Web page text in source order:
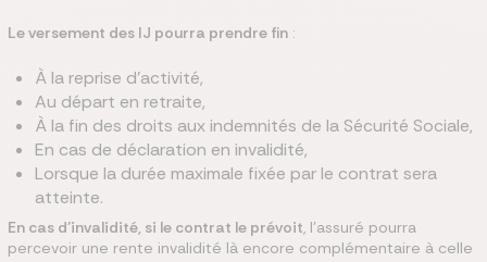
Le versement des IJ pourra prendre fin :
À la reprise d’activité,
Au départ en retraite,
À la fin des droits aux indemnités de la Sécurité Sociale,
En cas de déclaration en invalidité,
Lorsque la durée maximale fixée par le contrat sera
atteinte.
En cas d’invalidité, si le contrat le prévoit, l’assuré pourra
percevoir une rente invalidité là encore complémentaire à celle